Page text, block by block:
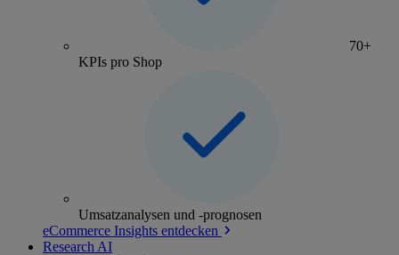
70+
KPIs pro Shop
Umsatzanalysen und -prognosen
eCommerce Insights entdecken
Research AI